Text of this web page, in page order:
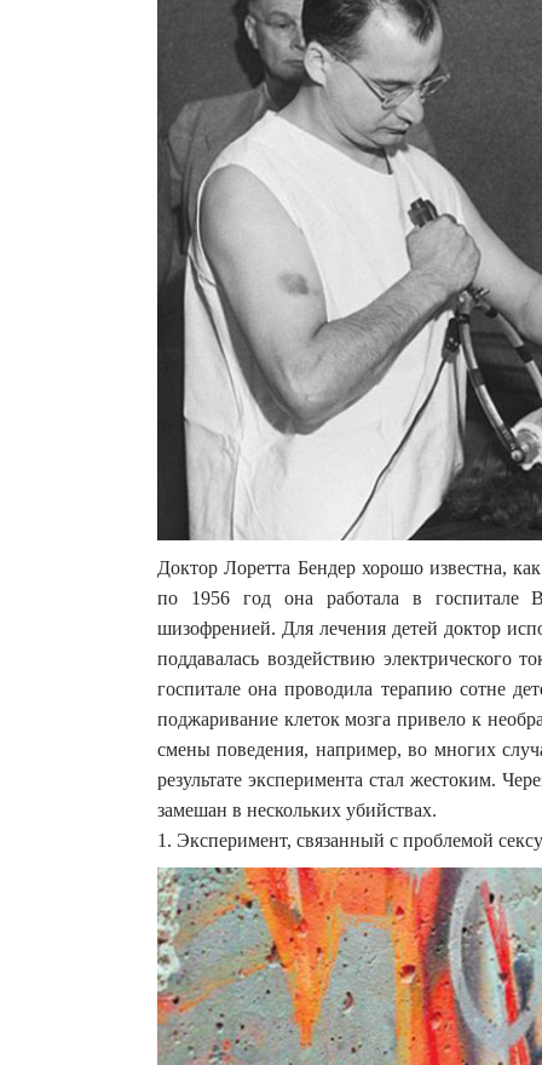
Доктор Лоретта Бендер хорошо известна,
по 1956 год она работала в госпитале
шизофренией. Для лечения детей доктор
поддавалась воздействию электрического
госпитале она проводила терапию сотне
поджаривание клеток мозга привело к
смены поведения, например, во многих
результате эксперимента стал жестоким.
замешан в нескольких убийствах.
1. Эксперимент, связанный с проблемой